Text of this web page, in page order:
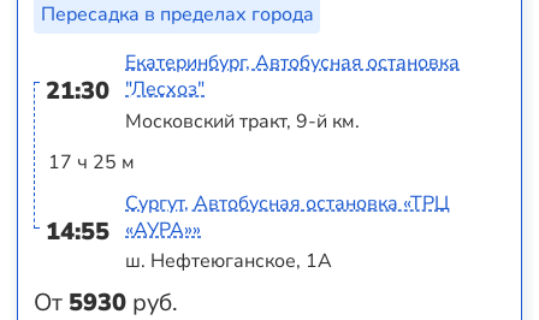
Пересадка в пределах города
21:30
17 ч 25 м
14:55
От 5930 руб.
Екатеринбург, Автобусная остановка
"Лесхоз"
Московский тракт, 9-й км.
Сургут, Автобусная остановка «ТРЦ
«АУРА»»
ш. Нефтеюганское, 1А